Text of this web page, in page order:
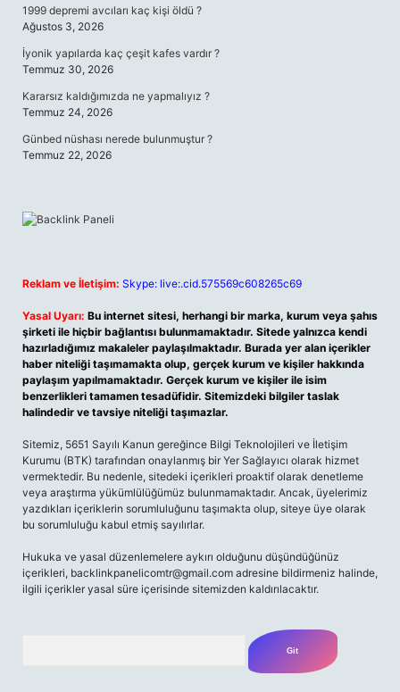
1999 depremi avcıları kaç kişi öldü ?
Ağustos 3, 2026
İyonik yapılarda kaç çeşit kafes vardır ?
Temmuz 30, 2026
Kararsız kaldığımızda ne yapmalıyız ?
Temmuz 24, 2026
Günbed nüshası nerede bulunmuştur ?
Temmuz 22, 2026
Reklam ve İletişim: Skype: live:.cid.575569c608265c69
Yasal Uyarı: Bu internet sitesi, herhangi bir marka, kurum veya şahıs
şirketi ile hiçbir bağlantısı bulunmamaktadır. Sitede yalnızca kendi
hazırladığımız makaleler paylaşılmaktadır. Burada yer alan içerikler
haber niteliği taşımamakta olup, gerçek kurum ve kişiler hakkında
paylaşım yapılmamaktadır. Gerçek kurum ve kişiler ile isim
benzerlikleri tamamen tesadüfidir. Sitemizdeki bilgiler taslak
halindedir ve tavsiye niteliği taşımazlar.
Sitemiz, 5651 Sayılı Kanun gereğince Bilgi Teknolojileri ve İletişim
Kurumu (BTK) tarafından onaylanmış bir Yer Sağlayıcı olarak hizmet
vermektedir. Bu nedenle, sitedeki içerikleri proaktif olarak denetleme
veya araştırma yükümlülüğümüz bulunmamaktadır. Ancak, üyelerimiz
yazdıkları içeriklerin sorumluluğunu taşımakta olup, siteye üye olarak
bu sorumluluğu kabul etmiş sayılırlar.
Hukuka ve yasal düzenlemelere aykırı olduğunu düşündüğünüz
içerikleri, backlinkpanelicomtr@gmail.com adresine bildirmeniz halinde,
ilgili içerikler yasal süre içerisinde sitemizden kaldırılacaktır.